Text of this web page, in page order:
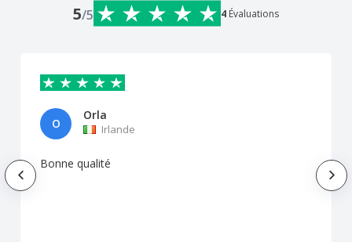
5/5 4 Évaluations
O
Orla
Irlande
Bonne qualité